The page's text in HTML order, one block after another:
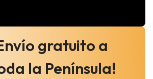
gratuito a
la Península!